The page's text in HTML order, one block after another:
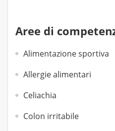
Aree di
Alimentazione sportiva
Allergie alimentari
Celiachia
Colon irritabile